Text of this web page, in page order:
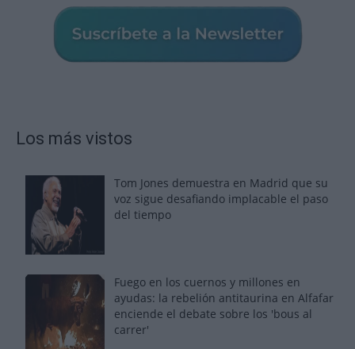
Los más vistos
Tom Jones demuestra en Madrid que su
voz sigue desafiando implacable el paso
del tiempo
Fuego en los cuernos y millones en
ayudas: la rebelión antitaurina en Alfafar
enciende el debate sobre los 'bous al
carrer'